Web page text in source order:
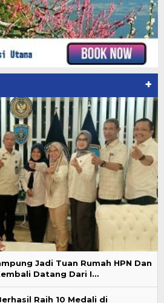
+
Jadi Tuan Rumah HPN Dan
Datang Dari I…
Raih 10 Medali di